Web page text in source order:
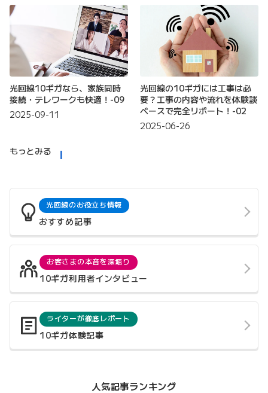
光回線10ギガなら、家族同時
接続・テレワークも快適！-09
2025-09-11
光回線の10ギガには工事は必
要？工事の内容や流れを体験談
ベースで完全リポート！-02
2025-06-26
もっとみる
光回線のお役立ち情報
おすすめ記事
お客さまの本音を深堀り
10ギガ利用者インタビュー
ライターが徹底レポート
10ギガ体験記事
人気記事ランキング